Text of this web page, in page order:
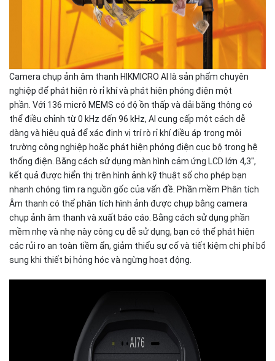
Camera chụp ảnh âm thanh HIKMICRO AI là sản phẩm chuyên
nghiệp để phát hiện rò rỉ khí và phát hiện phóng điện một
phần. Với 136 micrô MEMS có độ ồn thấp và dải băng thông có
thể điều chỉnh từ 0 kHz đến 96 kHz, AI cung cấp một cách dễ
dàng và hiệu quả để xác định vị trí rò rỉ khí điều áp trong môi
trường công nghiệp hoặc phát hiện phóng điện cục bộ trong hệ
thống điện. Bằng cách sử dụng màn hình cảm ứng LCD lớn 4,3",
kết quả được hiển thị trên hình ảnh kỹ thuật số cho phép bạn
nhanh chóng tìm ra nguồn gốc của vấn đề. Phần mềm Phân tích
Âm thanh có thể phân tích hình ảnh được chụp bằng camera
chụp ảnh âm thanh và xuất báo cáo. Bằng cách sử dụng phần
mềm nhẹ và nhẹ này công cụ dễ sử dụng, bạn có thể phát hiện
các rủi ro an toàn tiềm ẩn, giảm thiểu sự cố và tiết kiệm chi phí bổ
sung khi thiết bị hỏng hóc và ngừng hoạt động.